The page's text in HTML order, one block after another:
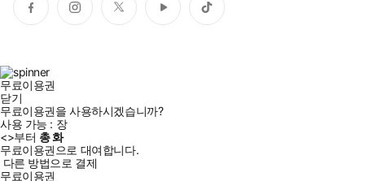
페
이
인
스
트
위
유
튜
틱
톡
무료이용권
닫기
무료이용권을 사용하시겠습니까?
사용 가능 : 장
<>부터 총화
무료이용권으로 대여합니다.
다른 방법으로 결제
무료이용권